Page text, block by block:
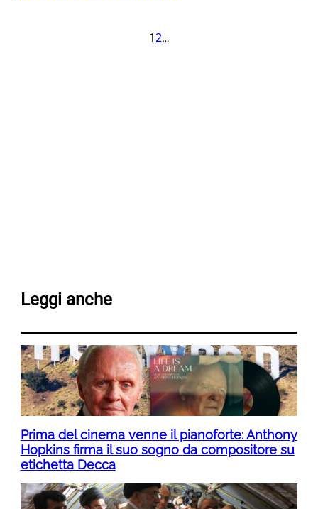
12…
Leggi anche
Prima del cinema venne il pianoforte: Anthony
Hopkins firma il suo sogno da compositore su
etichetta Decca